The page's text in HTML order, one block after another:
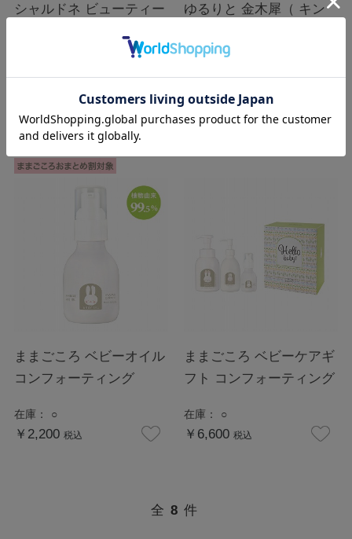
シャルドネ ビューティー
ゆるりと 金木犀（ キン
アオイル 50mL
￥1,760 税込
ままごころ ベビーオイル
コンフォーティング
在庫： ○
￥2,200 税込
ままごころ ベビーケアギ
フト コンフォーティング
在庫： ○
￥6,600 税込
全 8 件